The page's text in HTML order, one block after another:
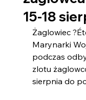
15-18
Żaglowiec
Marynarki
podczas
zlotu
sierpnia do